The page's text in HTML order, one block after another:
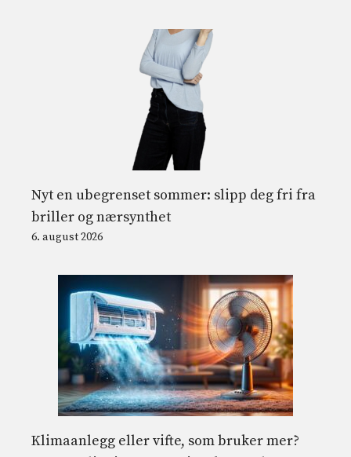
Nyt en ubegrenset sommer: slipp deg fri fra
briller og nærsynthet
6. august 2026
Klimaanlegg eller vifte, som bruker mer?